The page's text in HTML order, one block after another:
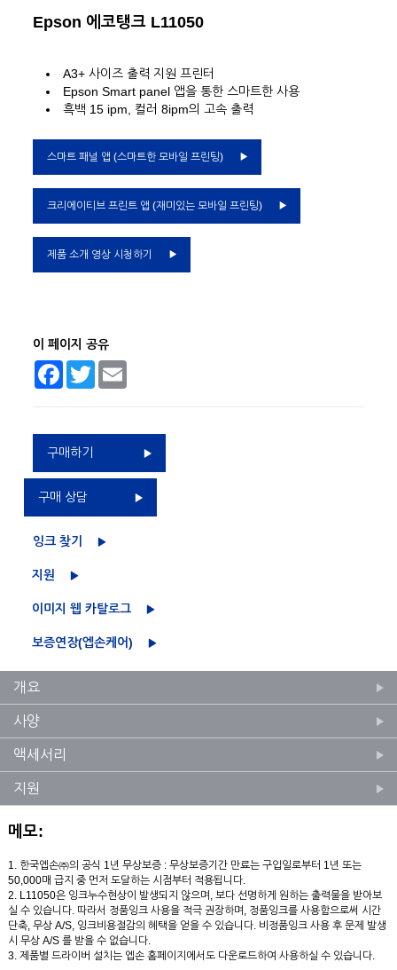
Epson 에코탱크 L11050
A3+ 사이즈 출력 지원 프린터
Epson Smart panel 앱을 통한 스마트한 사용
흑백 15 ipm, 컬러 8ipm의 고속 출력
스마트 패널 앱 (스마트한 모바일 프린팅)
크리에이티브 프린트 앱 (재미있는 모바일 프린팅)
제품 소개 영상 시청하기
이 페이지 공유
Facebook
Twitter
구매하기
구매 상담
잉크 찾기
지원
이미지 웹 카탈로그
보증연장(엡손케어)
개요
사양
액세서리
지원
메모:
1. 한국엡손㈜의 공식 1년 무상보증 : 무상보증기간 만료는 구입일로부터 1년 또는
50,000매 급지 중 먼저 도달하는 시점부터 적용됩니다.
2. L11050은 잉크누수현상이 발생되지 않으며, 보다 선명하게 원하는 출력물을 받아보
실 수 있습니다. 따라서 정품잉크 사용을 적극 권장하며, 정품잉크를 사용함으로써 시간
단축, 무상 A/S, 잉크비용절감의 혜택을 얻을 수 있습니다. 비정품잉크 사용 후 문제 발생
시 무상 A/S 를 받을 수 없습니다.
3. 제품별 드라이버 설치는 엡손 홈페이지에서도 다운로드하여 사용하실 수 있습니다.